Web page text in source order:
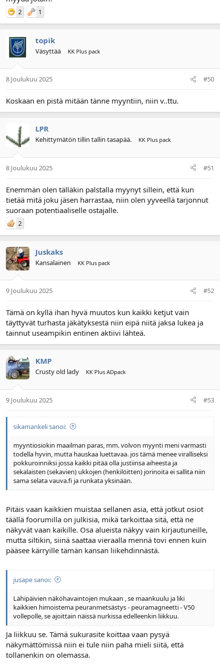
2 1
topik
Väsyttää KK Plus pack
8 Joulukuu 2025 #50
Koskaan en pistä mitään tänne myyntiin, niin v..ttu.
LPR
Kehittymätön tillin tallin tasapää. KK Plus pack
8 Joulukuu 2025 #51
Enemmän olen tälläkin palstalla myynyt sillein, että kun
tietää mitä joku jäsen harrastaa, niin olen yyveellä tarjonnut
suoraan potentiaaliselle ostajalle.
2
Juskaks
Kansalainen KK Plus pack
9 Joulukuu 2025 #52
Tämä on kyllä ihan hyvä muutos kun kaikki ketjut vain
täyttyvät turhasta jäkätyksestä niin eipä niitä jaksa lukea ja
tainnut useampikin entinen aktiivi lähteä.
KMP
Crusty old lady KK Plus ADpack
9 Joulukuu 2025 #53
sikamankeli sanoi:
myyntiosiokin maailman paras, mm. volvon myynti meni varmasti
todella hyvin, mutta hauskaa luettavaa. jos tämä menee viralliseksi
pokkuroinniksi jossa kaikki pitää olla justiinsa aiheesta ja
sekalaisten (sekavien) ukkojen (henkilöitten) jorinoita ei sallita niin
sama selata vauva.fi ja runkata yksinään.
Pitäis vaan kaikkien muistaa sellanen asia, että jotkut osiot
täällä foorumilla on julkisia, mikä tarkoittaa sitä, että ne
näkyvät vaan kaikille. Osa alueista näkyy vain kirjautuneille,
mutta siltikin, siinä saattaa vieraalla mennä tovi ennen kuin
pääsee kärryille tämän kansan liikehdinnästä.
jusape sanoi:
Lähipäivien näköhavaintojen mukaan , se maankuulu ja liki
kaikkien himoistema peuranmetsästys - peuramagneetti - V50
vollepolle, se ajoittain näissä nurkissa edelleenkin liikkuu.
Ja liikkuu se. Tämä sukurasite koittaa vaan pysyä
näkymättömissä niin ei tule niin paha mieli siitä, että
tollanenkin on olemassa.